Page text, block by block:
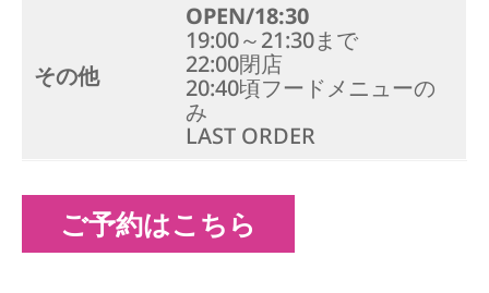
その他
OPEN/18:30
19:00～21:30まで
22:00閉店
20:40頃フードメニューの
み
LAST ORDER
ご予約はこちら